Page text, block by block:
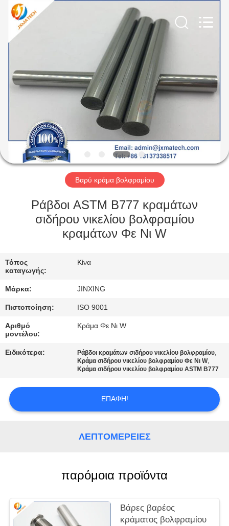
ΠΡΟΪΌΝΤΑ
ΠΕΡΊΠΟΥ
ΕΜΕΊΣ
ΓΎΡΟΣ
ΕΡΓΟΣΤΑΣΊΩΝ
ΕΠΑΦΉ
ΜΕ
ΕΙΔΉΣΕΙΣ
ΠΕΡΙΠΤΏΣΕΙΣ
ΈΝΑ
ΑΠΌΣΠΑΣΜΑ
PRIVACY
POLICY
Rights
Reserved.
Developed
ECER
Βαρύ κράμα βολφραμίου
Ράβδοι ASTM B777 κραμάτων
σιδήρου νικελίου βολφραμίου
κραμάτων Φε Νι W
Τόπος
καταγωγής:
Κίνα
Μάρκα: JINXING
Πιστοποίηση: ISO 9001
Αριθμό
μοντέλου:
Κράμα Φε Νι W
Ειδικότερα: Ράβδοι κραμάτων σιδήρου νικελίου βολφραμίου,
Κράμα σιδήρου νικελίου βολφραμίου Φε Νι W,
Κράμα σιδήρου νικελίου βολφραμίου ASTM B777
ΕΠΑΦΉ!
ΛΕΠΤΟΜΈΡΕΙΕΣ
παρόμοια προϊόντα
Βάρες βαρέος
κράματος βολφραμίου